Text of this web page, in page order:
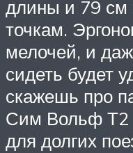
длины и 79 см
точкам.
мелочей, и
сидеть будет
скажешь про
Сим Вольф Т2
для долгих